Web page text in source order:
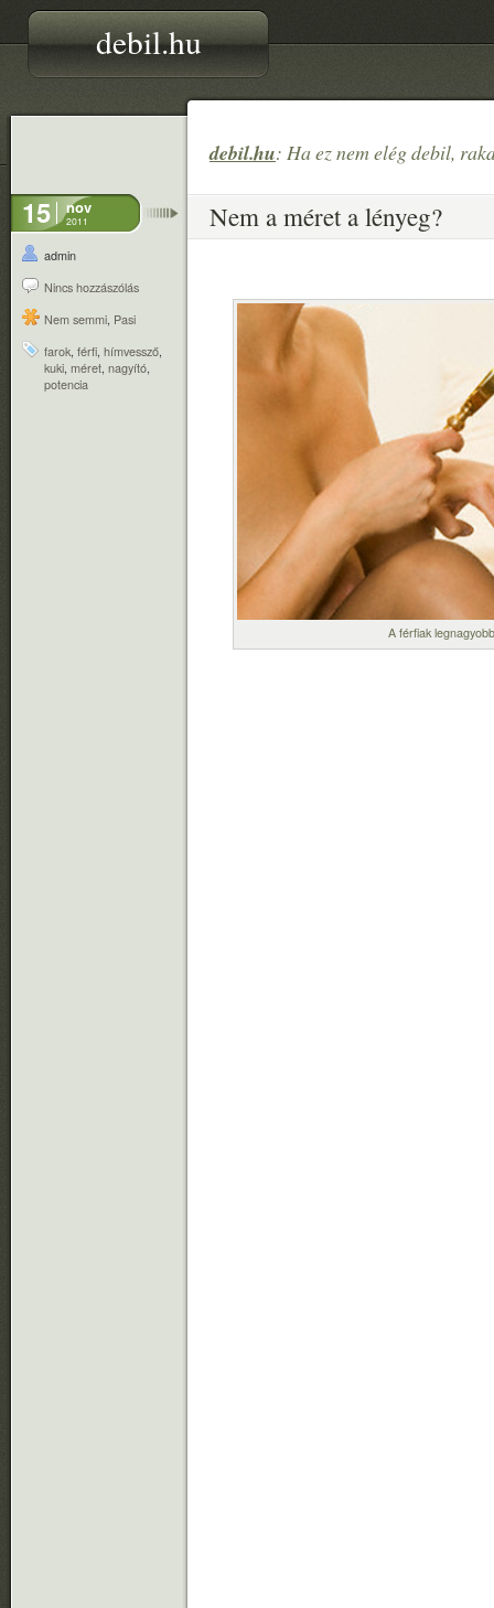
debil.hu
debil.hu: Ha ez nem elég debil,
15 nov
2011
admin
Nincs hozzászólás
Nem semmi, Pasi
farok, férfi, hímvessző,
kuki, méret, nagyító,
potencia
Nem a méret a lényeg?
A férfiak